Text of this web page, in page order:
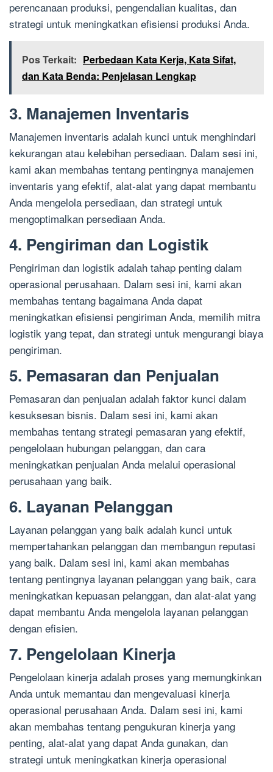
perencanaan produksi, pengendalian kualitas, dan
strategi untuk meningkatkan efisiensi produksi Anda.
Pos Terkait: Perbedaan Kata Kerja, Kata Sifat,
dan Kata Benda: Penjelasan Lengkap
3. Manajemen Inventaris
Manajemen inventaris adalah kunci untuk menghindari
kekurangan atau kelebihan persediaan. Dalam sesi ini,
kami akan membahas tentang pentingnya manajemen
inventaris yang efektif, alat-alat yang dapat membantu
Anda mengelola persediaan, dan strategi untuk
mengoptimalkan persediaan Anda.
4. Pengiriman dan Logistik
Pengiriman dan logistik adalah tahap penting dalam
operasional perusahaan. Dalam sesi ini, kami akan
membahas tentang bagaimana Anda dapat
meningkatkan efisiensi pengiriman Anda, memilih mitra
logistik yang tepat, dan strategi untuk mengurangi biaya
pengiriman.
5. Pemasaran dan Penjualan
Pemasaran dan penjualan adalah faktor kunci dalam
kesuksesan bisnis. Dalam sesi ini, kami akan
membahas tentang strategi pemasaran yang efektif,
pengelolaan hubungan pelanggan, dan cara
meningkatkan penjualan Anda melalui operasional
perusahaan yang baik.
6. Layanan Pelanggan
Layanan pelanggan yang baik adalah kunci untuk
mempertahankan pelanggan dan membangun reputasi
yang baik. Dalam sesi ini, kami akan membahas
tentang pentingnya layanan pelanggan yang baik, cara
meningkatkan kepuasan pelanggan, dan alat-alat yang
dapat membantu Anda mengelola layanan pelanggan
dengan efisien.
7. Pengelolaan Kinerja
Pengelolaan kinerja adalah proses yang memungkinkan
Anda untuk memantau dan mengevaluasi kinerja
operasional perusahaan Anda. Dalam sesi ini, kami
akan membahas tentang pengukuran kinerja yang
penting, alat-alat yang dapat Anda gunakan, dan
strategi untuk meningkatkan kinerja operasional